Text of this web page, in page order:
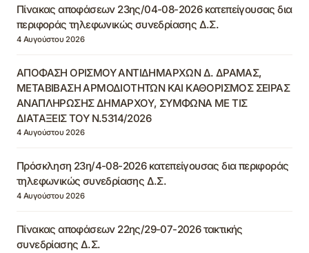
Πίνακας αποφάσεων 23ης/04-08-2026 κατεπείγουσας δια
περιφοράς τηλεφωνικώς συνεδρίασης Δ.Σ.
4 Αυγούστου 2026
ΑΠΟΦΑΣΗ ΟΡΙΣΜΟΥ ΑΝΤΙΔΗΜΑΡΧΩΝ Δ. ΔΡΑΜΑΣ,
ΜΕΤΑΒΙΒΑΣΗ ΑΡΜΟΔΙΟΤΗΤΩΝ ΚΑΙ ΚΑΘΟΡΙΣΜΟΣ ΣΕΙΡΑΣ
ΑΝΑΠΛΗΡΩΣΗΣ ΔΗΜΑΡΧΟΥ, ΣΥΜΦΩΝΑ ΜΕ ΤΙΣ
ΔΙΑΤΑΞΕΙΣ ΤΟΥ Ν.5314/2026
4 Αυγούστου 2026
Πρόσκληση 23η/4-08-2026 κατεπείγουσας δια περιφοράς
τηλεφωνικώς συνεδρίασης Δ.Σ.
4 Αυγούστου 2026
Πίνακας αποφάσεων 22ης/29-07-2026 τακτικής
συνεδρίασης Δ.Σ.